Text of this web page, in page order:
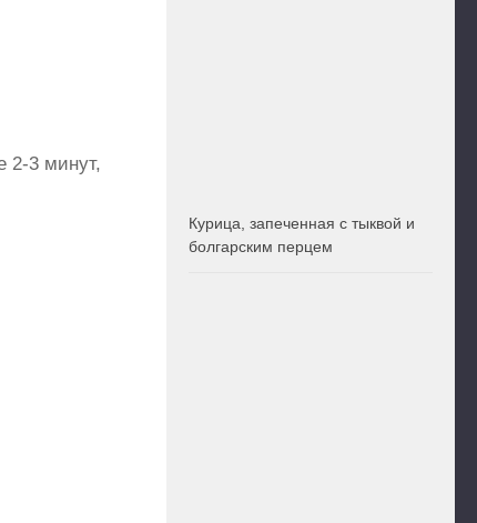
2-3 минут,
Курица, запеченная с тыквой и
болгарским перцем